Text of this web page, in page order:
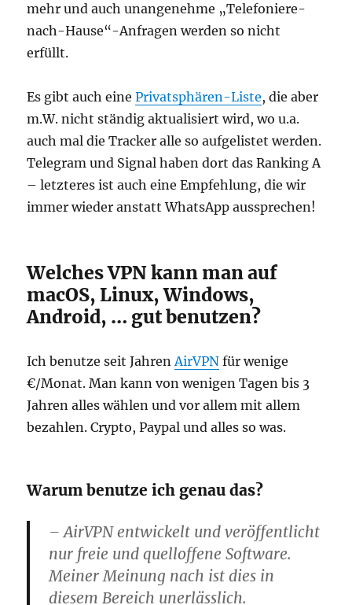
mehr und auch unangenehme „Telefoniere-
nach-Hause“-Anfragen werden so nicht
erfüllt.
Es gibt auch einePrivatsphären-Liste, die aber
m.W. nicht ständig aktualisiert wird, wo u.a.
auch mal die Tracker alle so aufgelistet werden.
Telegram und Signal haben dort das Ranking A
– letzteres ist auch eine Empfehlung, die wir
immer wieder anstatt WhatsApp aussprechen!
Welches VPN kann man auf
macOS, Linux, Windows,
Android, … gut benutzen?
Ich benutze seit JahrenAirVPN für wenige
€/Monat. Man kann von wenigen Tagen bis 3
Jahren alles wählen und vor allem mit allem
bezahlen. Crypto, Paypal und alles so was.
Warum benutze ich genau das?
– AirVPN entwickelt und veröffentlicht
nur freie und quelloffene Software.
Meiner Meinung nach ist dies in
diesem Bereich unerlässlich.